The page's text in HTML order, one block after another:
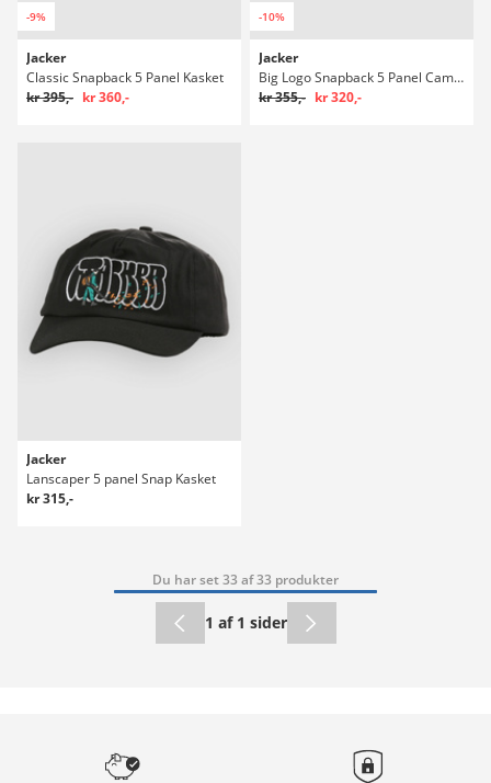
-9%
Jacker
Classic Snapback 5 Panel Kasket
kr 395,- kr 360,-
-10%
Jacker
Big Logo Snapback 5 Panel Camo Kasket
kr 355,- kr 320,-
Jacker
Lanscaper 5 panel Snap Kasket
kr 315,-
Du har set 33 af 33 produkter
1 af 1 sider